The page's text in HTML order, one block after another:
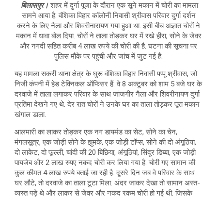
s
A
p
e
बिलासपुर। शहर में दुर्गा पूजा के दौरान एक सूने मकान में चोरी का मामला
सामने आया है. वंशिका विहार कॉलोनी निवासी श्रीवास परिवार दुर्गा दर्शन
करने के लिए नैला और शिवरीनारायण गया हुआ था. इसी बीच अज्ञात चोरों ने
मकान में धावा बोल दिया. चोरों ने ताला तोड़कर घर में रखे हीरा, सोने के जेवर
और नगदी सहित करीब 4 लाख रुपये की चोरी की है. घटना की सूचना पर
पुलिस मौके पर पहुंची और जांच में जुट गई है.
यह मामला सकरी थाना क्षेत्र के घुरू वंशिका विहार निवासी पप्पू श्रीवास, जो
निजी कंपनी में हेड टेक्निकल ऑफिसर हैं. वे 8 अक्टूबर को शाम 5 बजे घर के
दरवाजे में ताला लगाकर परिवार के साथ जांजगीर नैला और शिवरीनायण दुर्गा
प्रतिमा देखने गए थे. देर रात चोरों ने उनके घर का ताला तोड़कर पूरा मकान
खंगाल डाला.
आलमारी का लाकर तोड़कर एक नग डायमंड का सेट, सोने का चेन,
मंगलसूत्र, एक जोड़ी सोने के झुमके, एक जोड़ी टॉप्स, सोने की दो अंगूठियां,
दो लाकेट, दो फूल्ली, चांदी की 20 बिछिया, अंगूठियां, सिंदूर डिब्बा, एक जोड़ी
पायजेब और 2 लाख रुपए नकद चोरी कर लिया गया है. चोरी गए सामान की
कुल कीमत 4 लाख रुपये बताई जा रही है. दूसरे दिन जब वे परिवार के साथ
घर लौटे, तो दरवाजे का ताला टूटा मिला. अंदर जाकर देखा तो सामान अस्त-
व्यस्त पड़े थे और लाकर से जेवर और नकद रकम चोरी हो गई थी. जिसके